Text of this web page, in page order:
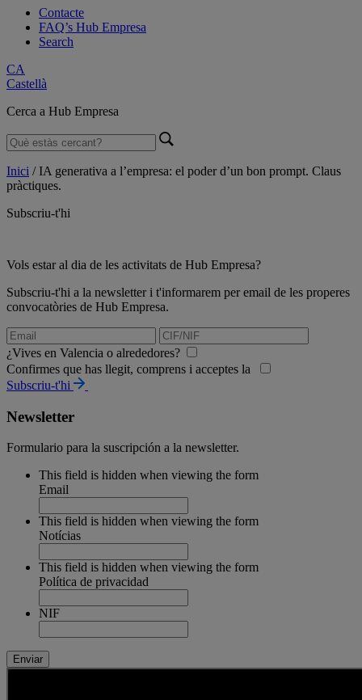
Contacte
FAQ’s Hub Empresa
Search
CA
Castellà
Cerca a Hub Empresa
Inici /IA generativa a l’empresa: el poder d’un bon prompt. Claus
pràctiques.
Subscriu-t'hi
Vols estar al dia de les activitats de Hub Empresa?
Subscriu-t'hi a la newsletter i t'informarem per email de les properes
convocatòries de Hub Empresa.
¿Vives en Valencia o alrededores?
Confirmes que has llegit, comprens i acceptes la
Subscriu-t'hi
Newsletter
Formulario para la suscripción a la newsletter.
This field is hidden when viewing the form
Email
This field is hidden when viewing the form
Notícias
This field is hidden when viewing the form
Política de privacidad
NIF